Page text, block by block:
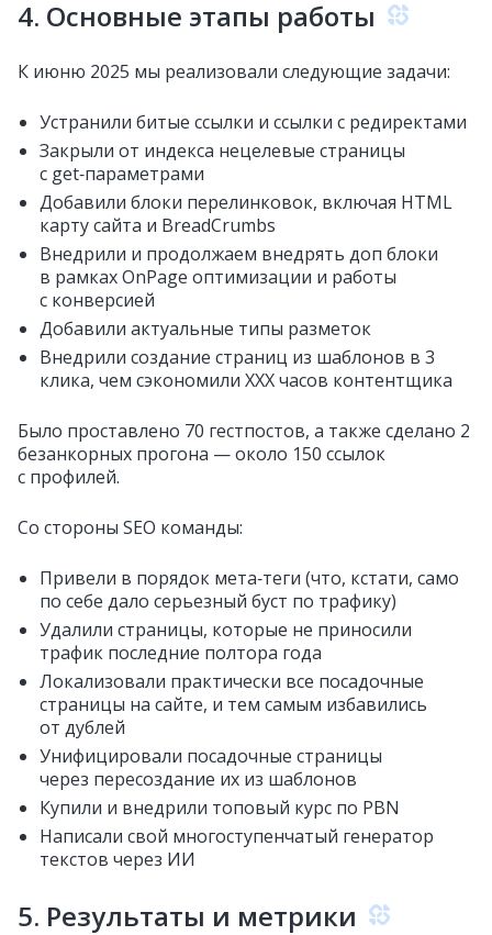
4. Основные этапы работы
К июню 2025 мы реализовали следующие задачи:
Устранили битые ссылки и ссылки с редиректами
Закрыли от индекса нецелевые страницы
с get‑параметрами
Добавили блоки перелинковок, включая HTML
карту сайта и BreadCrumbs
Внедрили и продолжаем внедрять доп блоки
в рамках OnPage оптимизации и работы
с конверсией
Добавили актуальные типы разметок
Внедрили создание страниц из шаблонов в 3
клика, чем сэкономили XXX часов контентщика
Было проставлено 70 гестпостов, а также сделано 2
безанкорных прогона — около 150 ссылок
с профилей.
Со стороны SEO команды:
Привели в порядок мета‑теги (что, кстати, само
по себе дало серьезный буст по трафику)
Удалили страницы, которые не приносили
трафик последние полтора года
Локализовали практически все посадочные
страницы на сайте, и тем самым избавились
от дублей
Унифицировали посадочные страницы
через пересоздание их из шаблонов
Купили и внедрили топовый курс по PBN
Написали свой многоступенчатый генератор
текстов через ИИ
5. Результаты и метрики